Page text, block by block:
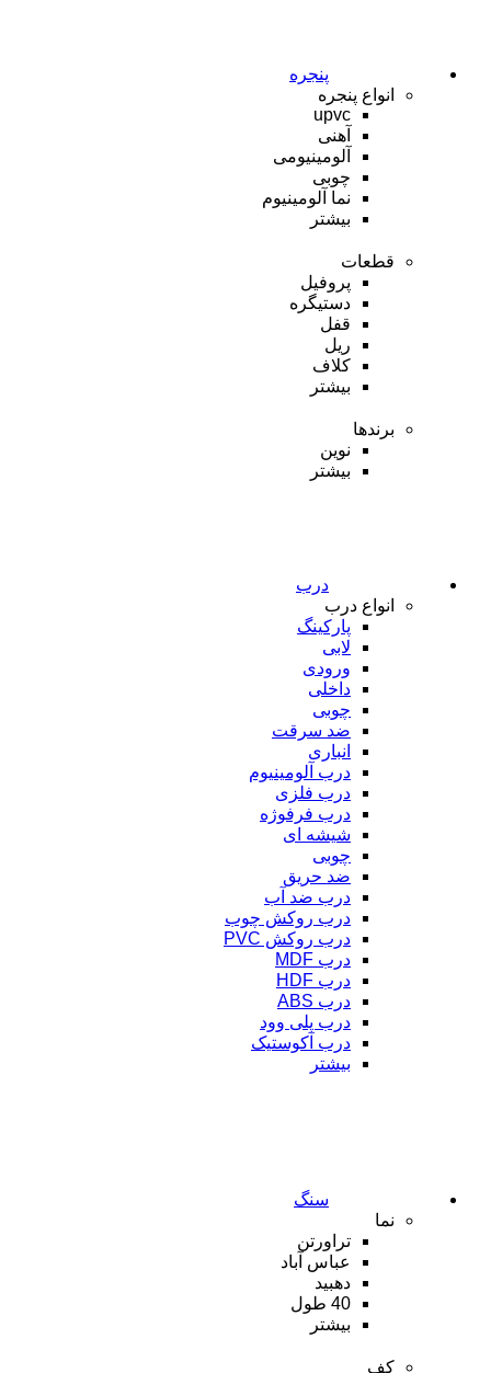
پنجره
انواع پنجره
upvc
آهنی
آلومینیومی
چوبی
نما آلومینیوم
بیشتر
قطعات
پروفیل
دستیگره
قفل
ریل
کلاف
بیشتر
برندها
نوین
بیشتر
درب
انواع درب
پارکینگ
لابی
ورودی
داخلی
چوبی
ضد سرقت
انباری
درب آلومینیوم
درب فلزی
درب فرفوژه
شیشه ای
چوبی
ضد حریق
درب ضد آب
درب روکش چوب
درب روکش PVC
درب MDF
درب HDF
درب ABS
درب پلی وود
درب آکوستیک
بیشتر
سنگ
نما
تراورتن
عباس آباد
دهبید
40 طول
بیشتر
کف